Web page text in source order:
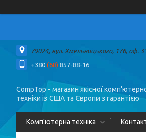
79024, вул. Хмельницького, 176, оф.
+380 (68) 857-88-16
CompTop - магазин якісної
техніки із США та Європи з гарантією
Комп'ютерна техніка